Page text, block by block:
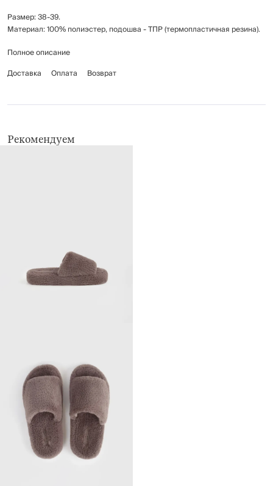
Размер: 38-39.
Материал: 100% полиэстер, подошва - ТПР (термопластичная резина).
Рекомендации по уходу: только ручная стирка при температуре до
применять барабанную сушку.
Полное описание
Доставка
Оплата Возврат
Рекомендуем